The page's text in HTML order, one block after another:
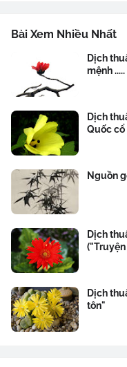
Bài Xem Nhiều Nhất
Dịch
mệnh .....
Dịch
Quốc cổ
Nguồn
Dịch
Dịch
tôn"